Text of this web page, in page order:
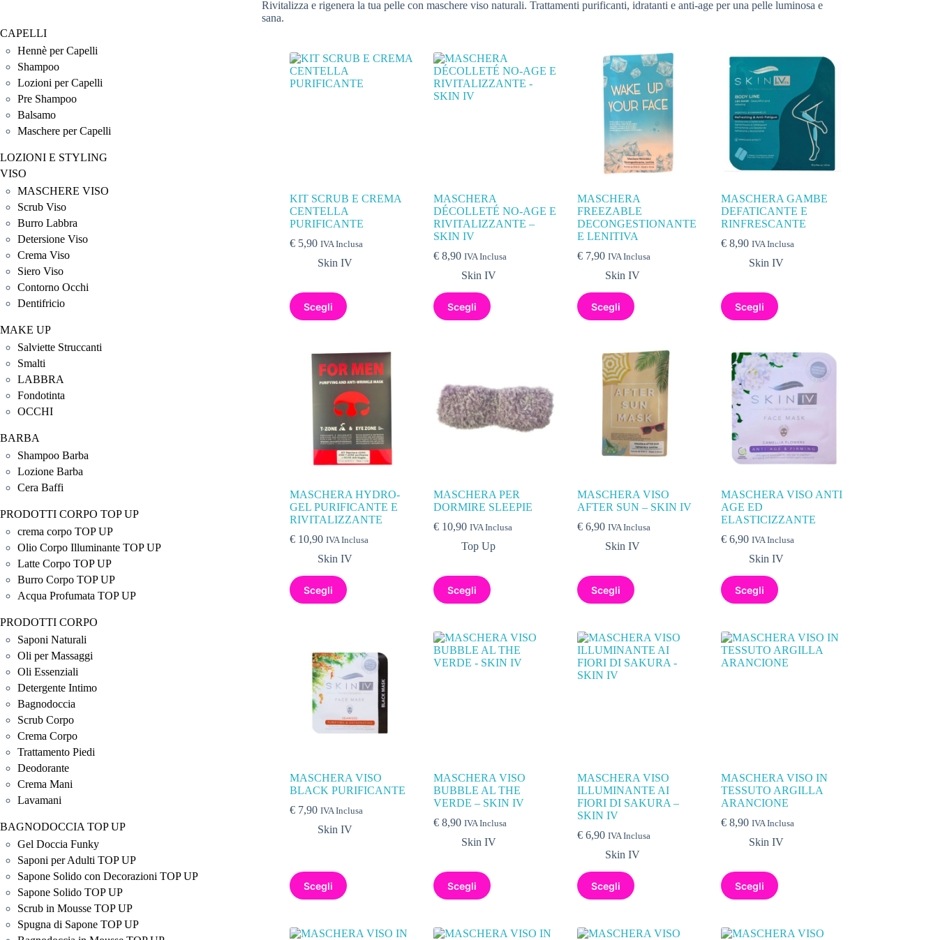
Rivitalizza e rigenera la tua pelle con maschere viso naturali. Trattamenti purificanti, idratanti e anti-age per una pelle luminosa e
sana.
KIT SCRUB E CREMA
CENTELLA
PURIFICANTE
€5,90 IVA Inclusa
Skin IV
Scegli
MASCHERA
DÉCOLLETÉ NO-AGE E
RIVITALIZZANTE –
SKIN IV
€ 8,90 IVA Inclusa
Skin IV
Scegli
MASCHERA
FREEZABLE
DECONGESTIONANTE
E LENITIVA
€ 7,90 IVA Inclusa
Skin IV
Scegli
MASCHERA GAMBE
DEFATICANTE E
RINFRESCANTE
€ 8,90 IVA Inclusa
Skin IV
Scegli
MASCHERA HYDRO-
GEL PURIFICANTE E
RIVITALIZZANTE
€10,90 IVA Inclusa
Skin IV
Scegli
MASCHERA PER
DORMIRE SLEEPIE
€ 10,90 IVA Inclusa
Top Up
Scegli
MASCHERA VISO
AFTER SUN – SKIN IV
€ 6,90 IVA Inclusa
Skin IV
Scegli
MASCHERA VISO ANTI
AGE ED
ELASTICIZZANTE
€ 6,90 IVA Inclusa
Skin IV
Scegli
MASCHERA VISO
BLACK PURIFICANTE
€7,90 IVA Inclusa
Skin IV
Scegli
MASCHERA VISO
BUBBLE AL THE
VERDE – SKIN IV
€ 8,90 IVA Inclusa
Skin IV
Scegli
MASCHERA VISO
ILLUMINANTE AI
FIORI DI SAKURA –
SKIN IV
€ 6,90 IVA Inclusa
Skin IV
Scegli
MASCHERA VISO IN
TESSUTO ARGILLA
ARANCIONE
€ 8,90 IVA Inclusa
Skin IV
Scegli
CAPELLI
Hennè per Capelli
Shampoo
Lozioni per Capelli
Pre Shampoo
Balsamo
Maschere per Capelli
LOZIONI E STYLING
VISO
MASCHERE VISO
Scrub Viso
Burro Labbra
Detersione Viso
Crema Viso
Siero Viso
Contorno Occhi
Dentifricio
MAKE UP
Salviette Struccanti
Smalti
LABBRA
Fondotinta
OCCHI
BARBA
Shampoo Barba
Lozione Barba
Cera Baffi
PRODOTTI CORPO TOP UP
crema corpo TOP UP
Olio Corpo Illuminante TOP UP
Latte Corpo TOP UP
Burro Corpo TOP UP
Acqua Profumata TOP UP
PRODOTTI CORPO
Saponi Naturali
Oli per Massaggi
Oli Essenziali
Detergente Intimo
Bagnodoccia
Scrub Corpo
Crema Corpo
Trattamento Piedi
Deodorante
Crema Mani
Lavamani
BAGNODOCCIA TOP UP
Gel Doccia Funky
Saponi per Adulti TOP UP
Sapone Solido con Decorazioni TOP UP
Sapone Solido TOP UP
Scrub in Mousse TOP UP
Spugna di Sapone TOP UP